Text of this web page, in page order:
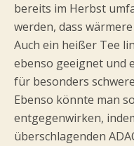
bereits im Herbst
werden, dass
Auch ein heißer Tee
ebenso geeignet und
für besonders
Ebenso könnte man
entgegenwirken,
überschlagenden